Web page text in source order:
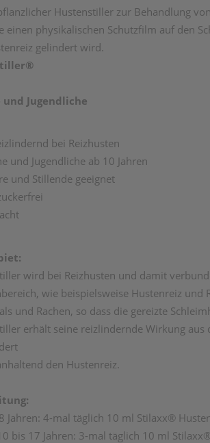
Hustenstiller zur Behandlung
einen physikalischen Schutzfilm auf den
gelindert wird.
und Jugendliche
bei Reizhusten
und Jugendliche ab 10 Jahren
und Stillende geeignet
wird bei Reizhusten und damit
wie beispielsweise Hustenreiz
und Rachen, so dass die gereizte
erhält seine reizlindernde Wirkung
den Hustenreiz.
Jahren: 4-mal täglich 10 ml Stilaxx®
bis 17 Jahren: 3-mal täglich 10 ml